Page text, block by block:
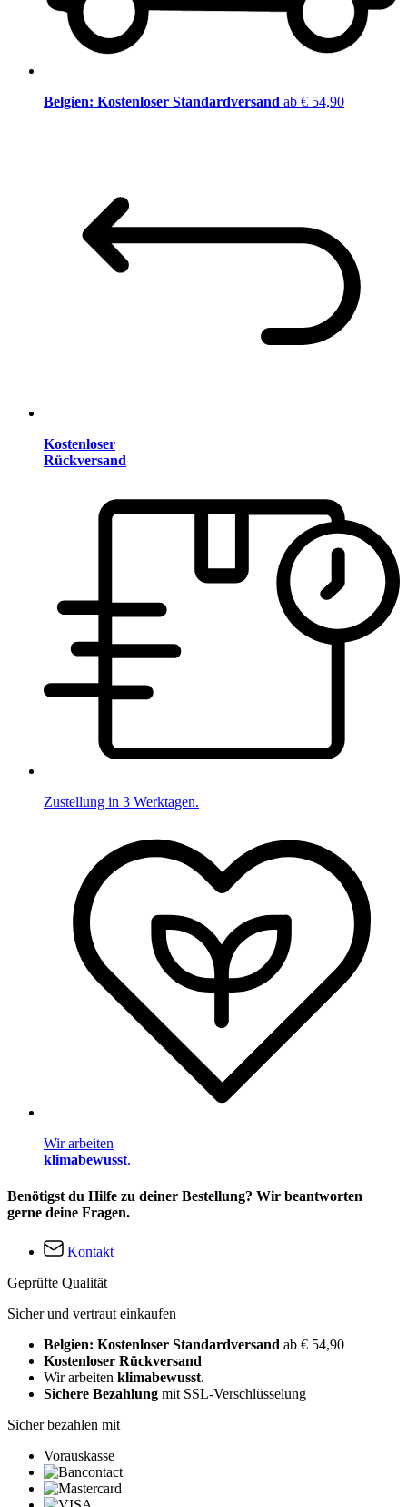
Belgien: Kostenloser Standardversand ab € 54,90
Kostenloser
Rückversand
Zustellung in 3 Werktagen.
Wir arbeiten
klimabewusst.
Benötigst du Hilfe zu deiner Bestellung? Wir beantworten
gerne deine Fragen.
Kontakt
Geprüfte Qualität
Sicher und vertraut einkaufen
Belgien: Kostenloser Standardversand ab € 54,90
Kostenloser Rückversand
Wir arbeiten klimabewusst.
Sichere Bezahlung mit SSL-Verschlüsselung
Sicher bezahlen mit
Vorauskasse